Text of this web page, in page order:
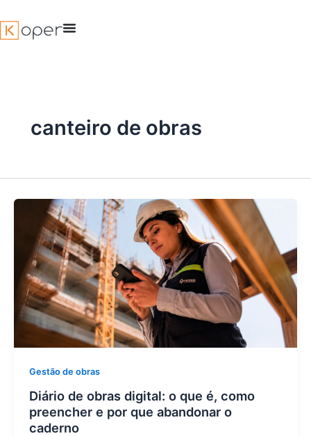
para
o
canteiro de obras
Gestão de obras
Diário de obras digital: o que é, como
preencher e por que abandonar o
caderno